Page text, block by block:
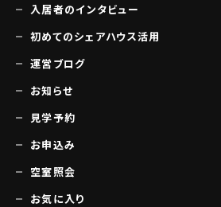
入居者のインタビュー
初めてのシェアハウス活用
運営ブログ
お知らせ
見学予約
お申込み
空室照会
お気に入り